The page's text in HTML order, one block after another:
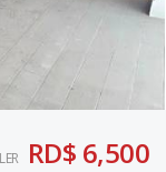
RD$ 6,500